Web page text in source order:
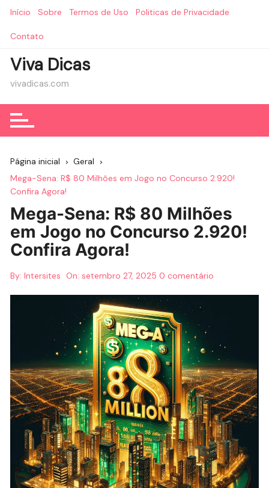
Início Sobre Termos de Uso Politicas de Privacidade
Contato
Viva Dicas
vivadicas.com
Página inicial
Geral
Mega-Sena: R$ 80 Milhões em Jogo no Concurso 2.920!
Confira Agora!
Mega-Sena: R$ 80 Milhões
em Jogo no Concurso 2.920!
Confira Agora!
By: Intersites On:setembro 27, 2025 0 comentário